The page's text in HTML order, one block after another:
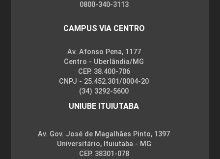
0800-340-3113
CAMPUS VIA CENTRO
Av. Afonso Pena, 1177
Centro - Uberlândia/MG
CEP. 38.400-706
CNPJ - 25.452.301/0004-20
(34) 3292-5600
UNIUBE ITUIUTABA
Av. Gov. José de Magalhães Pinto, 1397
Universitário, Ituiutaba - MG
CEP. 38301-078